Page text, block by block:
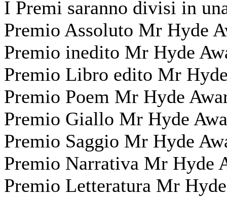
I Premi saranno divisi in
Premio Assoluto Mr Hyde
Premio inedito Mr Hyde
Premio Libro edito Mr
Premio Poem Mr Hyde
Premio Giallo Mr Hyde
Premio Saggio Mr Hyde
Premio Narrativa Mr Hyde
Premio Letteratura Mr